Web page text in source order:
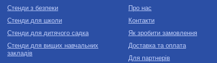
Стенди з безпеки
Стенди для школи
Стенди для дитячого садка
Стенди для вищих навчальних
закладів
Про нас
Контакти
Як зробити замовлення
Доставка та оплата
Для партнерів